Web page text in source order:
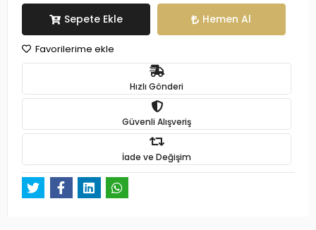
Sepete Ekle Hemen Al
Favorilerime ekle
Hızlı Gönderi
Güvenli Alışveriş
İade ve Değişim